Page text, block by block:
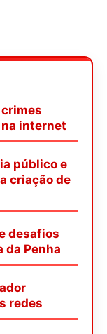
internet
público e
criação de
desafios
da Penha
redes